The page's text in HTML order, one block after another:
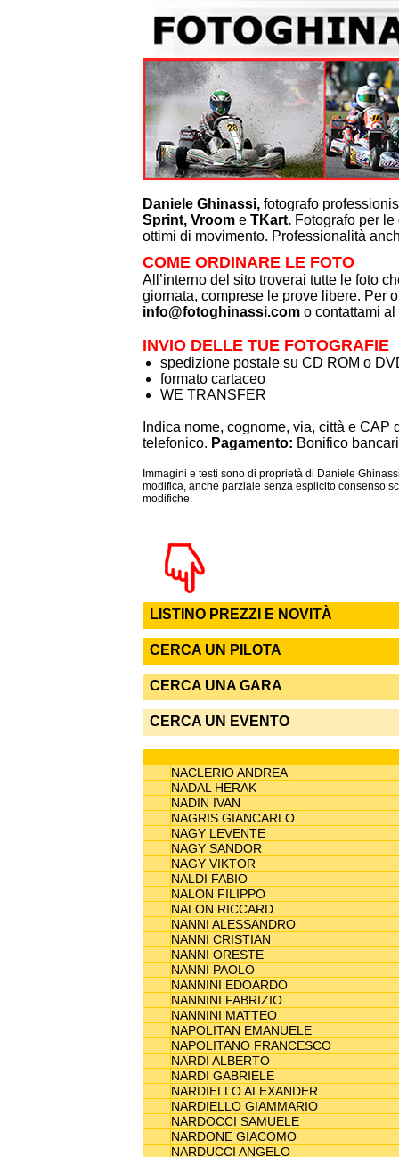
Daniele Ghinassi, fotografo
Sprint, Vroom e TKart. Fotografo per
ottimi di movimento. Professionalità
COME ORDINARE LE FOTO
All’interno del sito troverai tutte le foto
giornata, comprese le prove libere. Per
info@fotoghinassi.com o contattami al
INVIO DELLE TUE FOTOGRAFIE
spedizione postale su CD ROM o
formato cartaceo
WE TRANSFER
Indica nome, cognome, via, città e
telefonico. Pagamento: Bonifico
Immagini e testi sono di proprietà di Daniele
modifica, anche parziale senza esplicito consenso
modifiche.
LISTINO PREZZI E NOVITÀ
wetransfer
Files in alta risoluzione scelti da gare
cad. (minimo 2)
Files in media risoluzione scelti da gare
10,00 cad. (minimo 4)
Files in bassa risoluzione scelti da gare
8,00 cad. (minimo 5)
Stampe 15x23 €. 8,00 cad. (minimo 4)
Stampe 20x30 €. 10,00 cad. (minimo 3)
1 Stampa 30x45
1 Stampa poster 50x75
1 Stampa poster 70x100
1 Stampa poster 100x150
1 Calendario 30x45 personalizzato
5 Calendari 30x45 personalizzati
10 Calendari 30x45 personalizzati
CERCA UN PILOTA
CERCA UNA GARA
CERCA UN EVENTO
NACLERIO ANDREA
NADAL HERAK
NADIN IVAN
NAGRIS GIANCARLO
NAGY LEVENTE
NAGY SANDOR
NAGY VIKTOR
NALDI FABIO
NALON FILIPPO
NALON RICCARD
NANNI ALESSANDRO
NANNI CRISTIAN
NANNI ORESTE
NANNI PAOLO
NANNINI EDOARDO
NANNINI FABRIZIO
NANNINI MATTEO
NAPOLITAN EMANUELE
NAPOLITANO FRANCESCO
NARDI ALBERTO
NARDI GABRIELE
NARDIELLO ALEXANDER
NARDIELLO GIAMMARIO
NARDOCCI SAMUELE
NARDONE GIACOMO
NARDUCCI ANGELO